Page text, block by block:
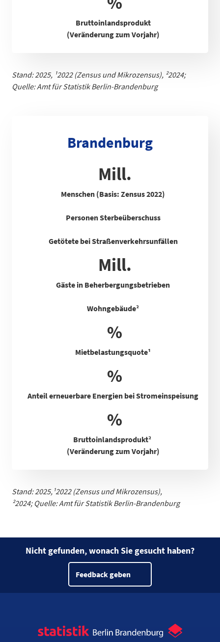
Bruttoinlandsprodukt
(Veränderung zum Vorjahr)
Stand: 2025, ¹2022 (Zensus und Mikrozensus), ²2024;
Quelle: Amt für Statistik Berlin-Brandenburg
Brandenburg
Mill.
Menschen (Basis: Zensus 2022)
Personen Sterbeüberschuss
Getötete bei Straßenverkehrsunfällen
Mill.
Gäste in Beherbergungsbetrieben
Wohngebäude²
%
Mietbelastungsquote¹
%
Anteil erneuerbare Energien bei Stromeinspeisung
%
Bruttoinlandsprodukt²
(Veränderung zum Vorjahr)
Stand: 2025, ¹2022 (Zensus und Mikrozensus),
²2024; Quelle: Amt für Statistik Berlin-Brandenburg
Nicht gefunden, wonach Sie gesucht haben?
Feedback geben